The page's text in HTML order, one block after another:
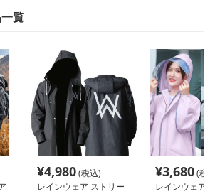
覧
¥4,980(税込)
レインウェア ストリー
¥3,680(税
レインウェア